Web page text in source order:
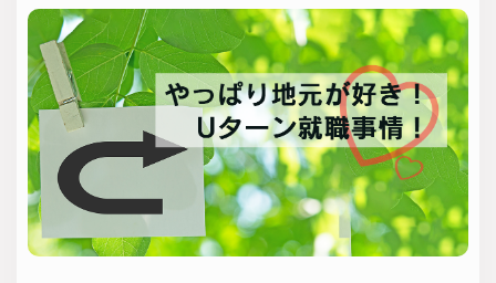
適性検査
新人研修
リファラル採用
新卒・人材紹介
早期離職
グローバル採用
ソーシャルリクルーティング
入社式 AI・RPA
検索
お問い合わせ